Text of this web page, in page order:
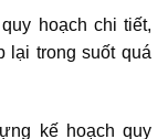
hoạch chi tiết,
lại trong suốt quá
kế hoạch quy